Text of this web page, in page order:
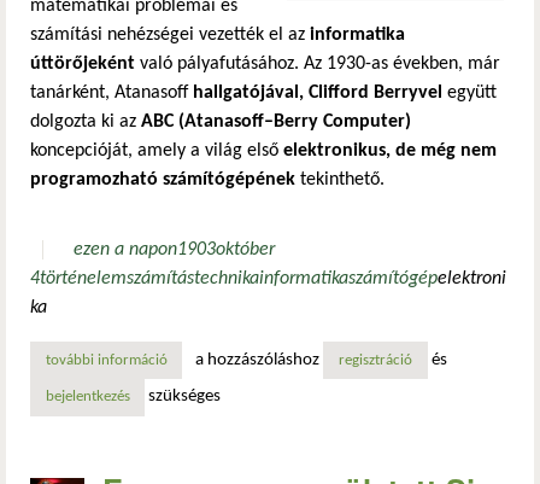
matematikai problémái és
számítási nehézségei vezették el az informatika
úttörőjeként való pályafutásához. Az 1930-as években, már
tanárként, Atanasoff hallgatójával, Clifford Berryvel együtt
dolgozta ki az ABC (Atanasoff–Berry Computer)
koncepcióját, amely a világ első elektronikus, de még nem
programozható számítógépének tekinthető.
ezen a napon1903október
4történelemszámítástechnikainformatikaszámítógépelektroni
ka
további információezen a napon született john vincent atanasoff tartalommal
a hozzászóláshoz regisztráció és
bejelentkezés szükséges